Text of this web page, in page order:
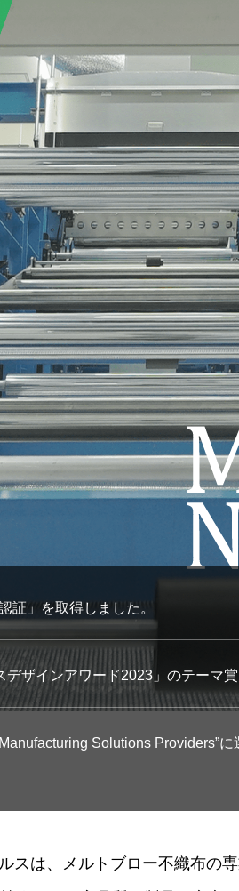
証」を取得しました。
デザインアワード2023」のテーマ
Solutions Providers”に
スは、メルトブロー不織布の